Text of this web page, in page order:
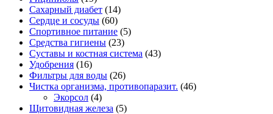
Сахарный диабет (14)
Сердце и сосуды (60)
Спортивное питание (5)
Средства гигиены (23)
Суставы и костная система (43)
Удобрения (16)
Фильтры для воды (26)
Чистка организма, противопаразит. (46)
Экорсол (4)
Щитовидная железа (5)